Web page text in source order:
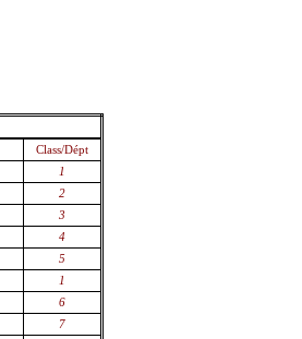
Class/Dépt
1
2
3
4
5
1
6
7